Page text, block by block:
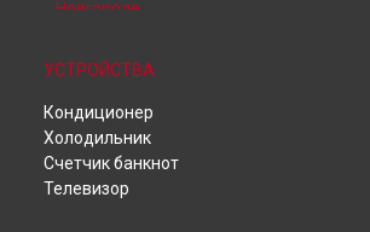
Новгороде
Новосибирске
Челябинске
Ремонт холодильника R-W660PUC3GBK
Екатеринбурге
Ремонт холодильника R-W660PUC3GBK
УСТРОЙСТВА
Кондиционер
Холодильник
Счетчик банкнот
Телевизор